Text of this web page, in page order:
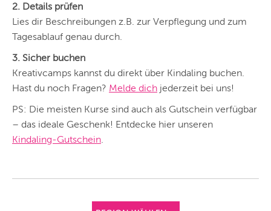
2. Details prüfen
Lies dir Beschreibungen z.B. zur Verpflegung und zum
Tagesablauf genau durch.
3. Sicher buchen
Kreativcamps kannst du direkt über Kindaling buchen.
Hast du noch Fragen? Melde dich jederzeit bei uns!
PS: Die meisten Kurse sind auch als Gutschein verfügbar
– das ideale Geschenk! Entdecke hier unseren
Kindaling-Gutschein.